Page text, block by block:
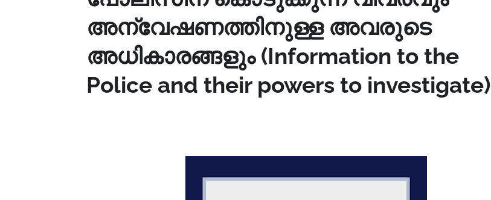
അന്വേഷണത്തിനുള്ള അവരുടെ
അധികാരങ്ങളും (Information to the
Police and their powers to investigate)